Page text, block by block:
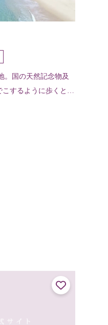
。国の天然記念物及
するように歩くと、